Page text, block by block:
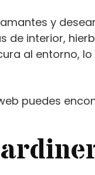
y
de interior,
al entorno,
puedes